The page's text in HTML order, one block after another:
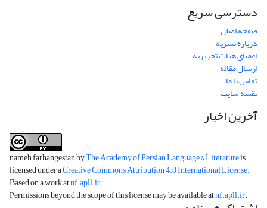
دسترسی سریع
صفحه اصلی
درباره نشریه
اعضای هیات تحریریه
ارسال مقاله
تماس با ما
نقشه سایت
آخرین اخبار
nameh farhangestan byThe Academy of Persian Language & Literatureis
licensed under aCreative Commons Attribution 4.0 International License.
Based on a work atnf.apll.ir.
Permissions beyond the scope of this license may be available atnf.apll.ir.